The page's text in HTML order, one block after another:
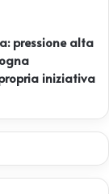
pressione alta
iniziativa